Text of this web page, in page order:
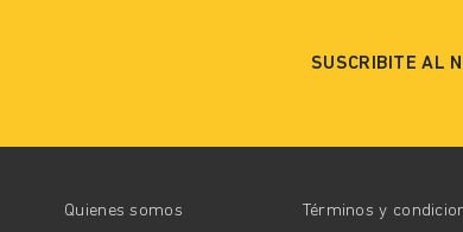
SUSCRIBITE AL
Quienes somos Términos y